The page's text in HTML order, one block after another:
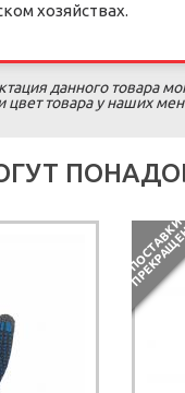
хозяйствах.
данного товара
цвет товара у наших
П
О
С
Т
А
В
К
И
П
Р
Е
К
Р
А
Щ
Е
Н